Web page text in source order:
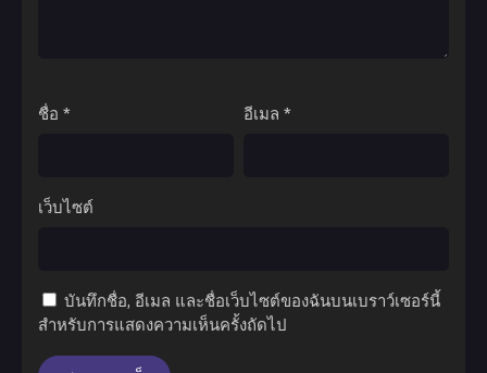
ชื่อ * อีเมล *
เว็บไซต์
บันทึกชื่อ, อีเมล และชื่อเว็บไซต์ของฉันบนเบราว์เซอร์นี้
สำหรับการแสดงความเห็นครั้งถัดไป